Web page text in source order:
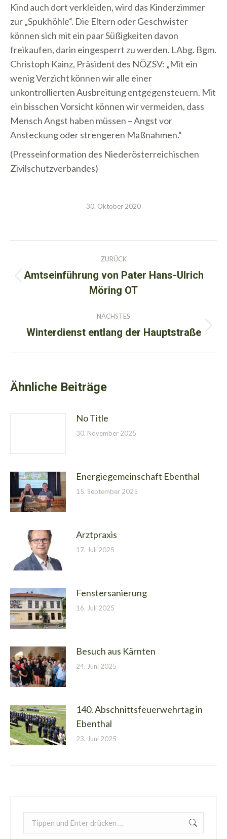
Kind auch dort verkleiden, wird das Kinderzimmer
zur „Spukhöhle“. Die Eltern oder Geschwister
können sich mit ein paar Süßigkeiten davon
freikaufen, darin eingesperrt zu werden. LAbg. Bgm.
Christoph Kainz, Präsident des NÖZSV: „Mit ein
wenig Verzicht können wir alle einer
unkontrollierten Ausbreitung entgegensteuern. Mit
ein bisschen Vorsicht können wir vermeiden, dass
Mensch Angst haben müssen – Angst vor
Ansteckung oder strengeren Maßnahmen.“
(Presseinformation des Niederösterreichischen
Zivilschutzverbandes)
30. Oktober 2020
Kommentarnavigation
ZURÜCK
Vorheriger
Beitrag:
Amtseinführung von Pater Hans-Ulrich
Möring OT
NÄCHSTES
Nächster
Winterdienst entlang der Hauptstraße
Ähnliche Beiträge
No Title
30. November 2025
Energiegemeinschaft Ebenthal
15. September 2025
Arztpraxis
17. Juli 2025
Fenstersanierung
16. Juli 2025
Besuch aus Kärnten
24. Juni 2025
140. Abschnittsfeuerwehrtag in
Ebenthal
23. Juni 2025
Search: